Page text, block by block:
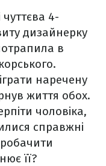
4-
дизайнерку
в
наречену
життя обох.
чоловіка,
справжні
її?